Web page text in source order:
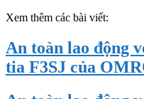
Xem thêm các bài viết:
An toàn lao động
tia F3SJ của